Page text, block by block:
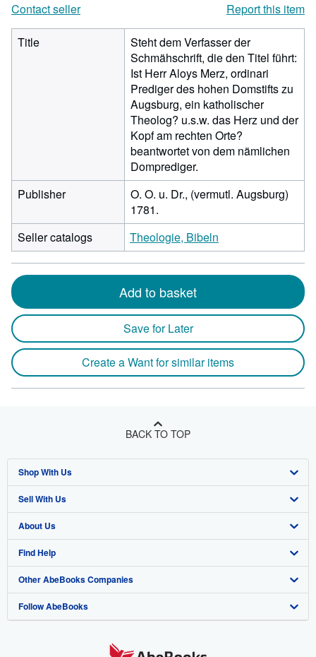
Contact seller
Report this item
Title
Steht dem Verfasser der
Schmähschrift, die den Titel führt:
Ist Herr Aloys Merz, ordinari
Prediger des hohen Domstifts zu
Augsburg, ein katholischer
Theolog? u.s.w. das Herz und der
Kopf am rechten Orte?
beantwortet von dem nämlichen
Domprediger.
Publisher
O. O. u. Dr., (vermutl. Augsburg)
1781.
Seller catalogs
Theologie, Bibeln
Add to basket
Save for Later
Create a Want for similar items
BACK TO TOP
Shop With Us
Advanced Search
Browse Collections
My Account
My Orders
View Basket
Sell With Us
Start Selling
Join Our Affiliate Program
Book Buyback
Refer a seller
About Us
About AbeBooks
Media
Careers
Find Help
Help
Customer Support
Other AbeBooks Companies
AbeBooks.co.uk
Follow AbeBooks